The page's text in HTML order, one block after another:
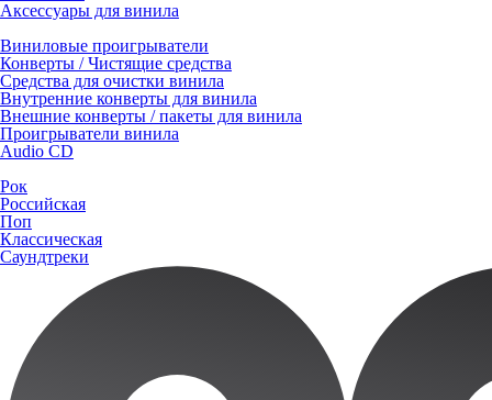
Аксессуары для винила
Виниловые проигрыватели
Конверты / Чистящие средства
Средства для очистки винила
Внутренние конверты для винила
Внешние конверты / пакеты для винила
Проигрыватели винила
Audio CD
Рок
Российская
Поп
Классическая
Саундтреки